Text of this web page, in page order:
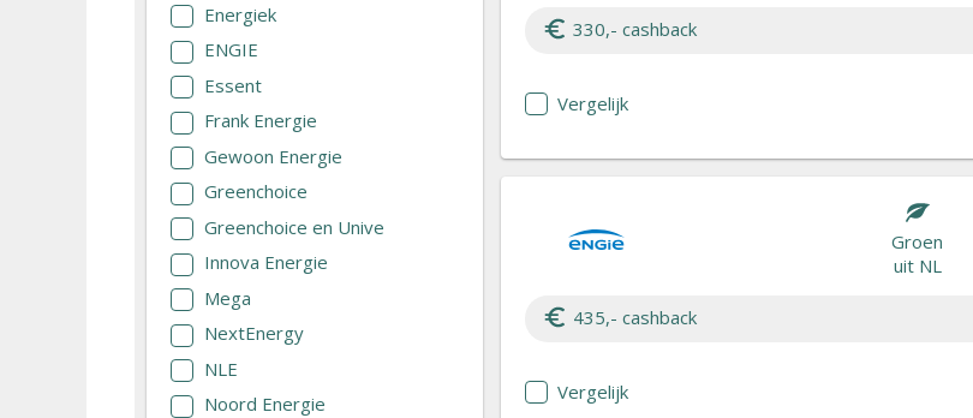
Energiek
ENGIE
Essent
Frank Energie
Gewoon Energie
Greenchoice
Greenchoice en Unive
Innova Energie
Mega
NextEnergy
NLE
Noord Energie
330,- cashback
Vergelijk
Groen
uit NL
435,- cashback
Vergelijk